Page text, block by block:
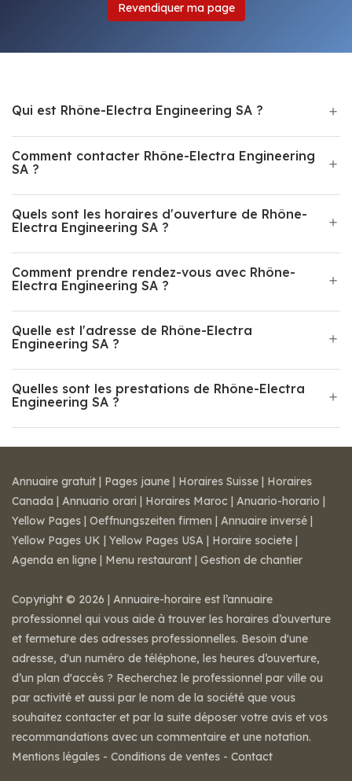
Revendiquer ma page
Qui est Rhône-Electra Engineering SA ?
Comment contacter Rhône-Electra Engineering
SA ?
Quels sont les horaires d'ouverture de Rhône-
Electra Engineering SA ?
Comment prendre rendez-vous avec Rhône-
Electra Engineering SA ?
Quelle est l'adresse de Rhône-Electra
Engineering SA ?
Quelles sont les prestations de Rhône-Electra
Engineering SA ?
Annuaire gratuit | Pages jaune | Horaires Suisse | Horaires
Canada | Annuario orari | Horaires Maroc | Anuario-horario |
Yellow Pages | Oeffnungszeiten firmen | Annuaire inversé |
Yellow Pages UK | Yellow Pages USA | Horaire societe |
Agenda en ligne | Menu restaurant | Gestion de chantier
Copyright © 2026 | Annuaire-horaire est l’annuaire
professionnel qui vous aide à trouver les horaires d’ouverture
et fermeture des adresses professionnelles. Besoin d'une
adresse, d'un numéro de téléphone, les heures d’ouverture,
d’un plan d'accès ? Recherchez le professionnel par ville ou
par activité et aussi par le nom de la société que vous
souhaitez contacter et par la suite déposer votre avis et vos
recommandations avec un commentaire et une notation.
Mentions légales - Conditions de ventes - Contact